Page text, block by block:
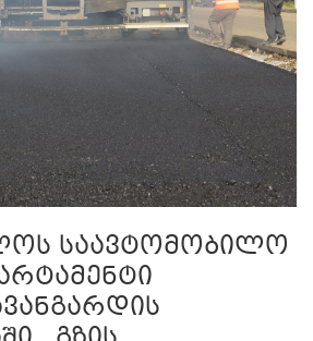
საავტომობილო